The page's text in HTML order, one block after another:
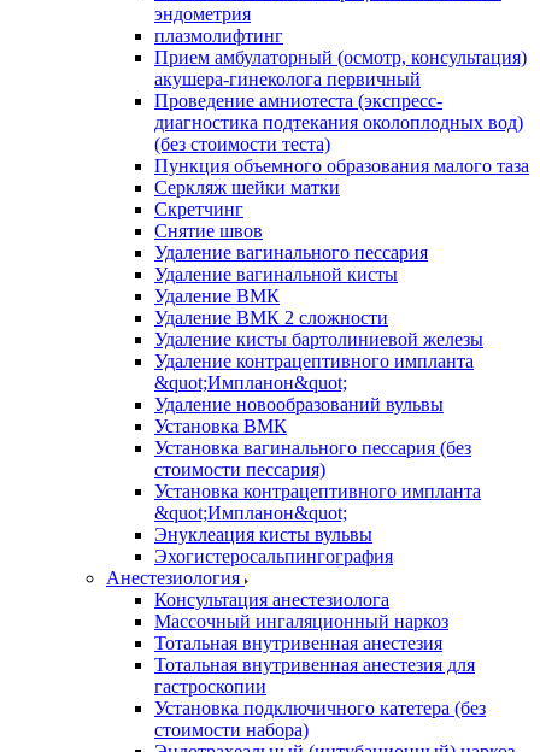
эндометрия
плазмолифтинг
Прием амбулаторный (осмотр, консультация)
акушера-гинеколога первичный
Проведение амниотеста (экспресс-
диагностика подтекания околоплодных вод)
(без стоимости теста)
Пункция объемного образования малого таза
Серкляж шейки матки
Скретчинг
Снятие швов
Удаление вагинального пессария
Удаление вагинальной кисты
Удаление ВМК
Удаление ВМК 2 сложности
Удаление кисты бартолиниевой железы
Удаление контрацептивного импланта
&quot;Импланон&quot;
Удаление новообразований вульвы
Установка ВМК
Установка вагинального пессария (без
стоимости пессария)
Установка контрацептивного импланта
&quot;Импланон&quot;
Энуклеация кисты вульвы
Эхогистеросальпингография
Анестезиология
Консультация анестезиолога
Массочный ингаляционный наркоз
Тотальная внутривенная анестезия
Тотальная внутривенная анестезия для
гастроскопии
Установка подключичного катетера (без
стоимости набора)